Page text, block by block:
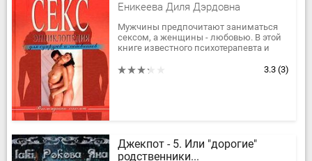
Еникеева Диля Дэрдовна
Мужчины предпочитают заниматься
сексом, а женщины - любовью. В этой
книге известного психотерапевта и
практикой Дили Еникеевой каждый...
3.3 (3)
Джекпот - 5. Или "дорогие"
родственники...